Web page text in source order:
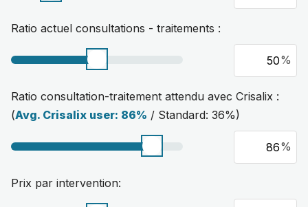
Ratio actuel consultations - traitements :
%
Ratio consultation-traitement attendu avec Crisalix :
(Avg. Crisalix user: 86% / Standard: 36%)
%
Prix par intervention: